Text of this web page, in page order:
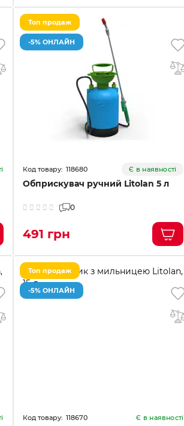
Топ продаж
-5% ОНЛАЙН
118680 Є в наявності
Обприскувач ручний Litolan 5 л
0
491 грн
Топ продаж
-5% ОНЛАЙН
118670 Є в наявності